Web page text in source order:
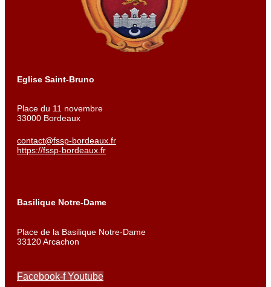
Eglise Saint-Bruno
Place du 11 novembre
33000 Bordeaux
contact@fssp-bordeaux.fr
https://fssp-bordeaux.fr
Basilique Notre-Dame
Place de la Basilique Notre-Dame
33120 Arcachon
Facebook-f Youtube